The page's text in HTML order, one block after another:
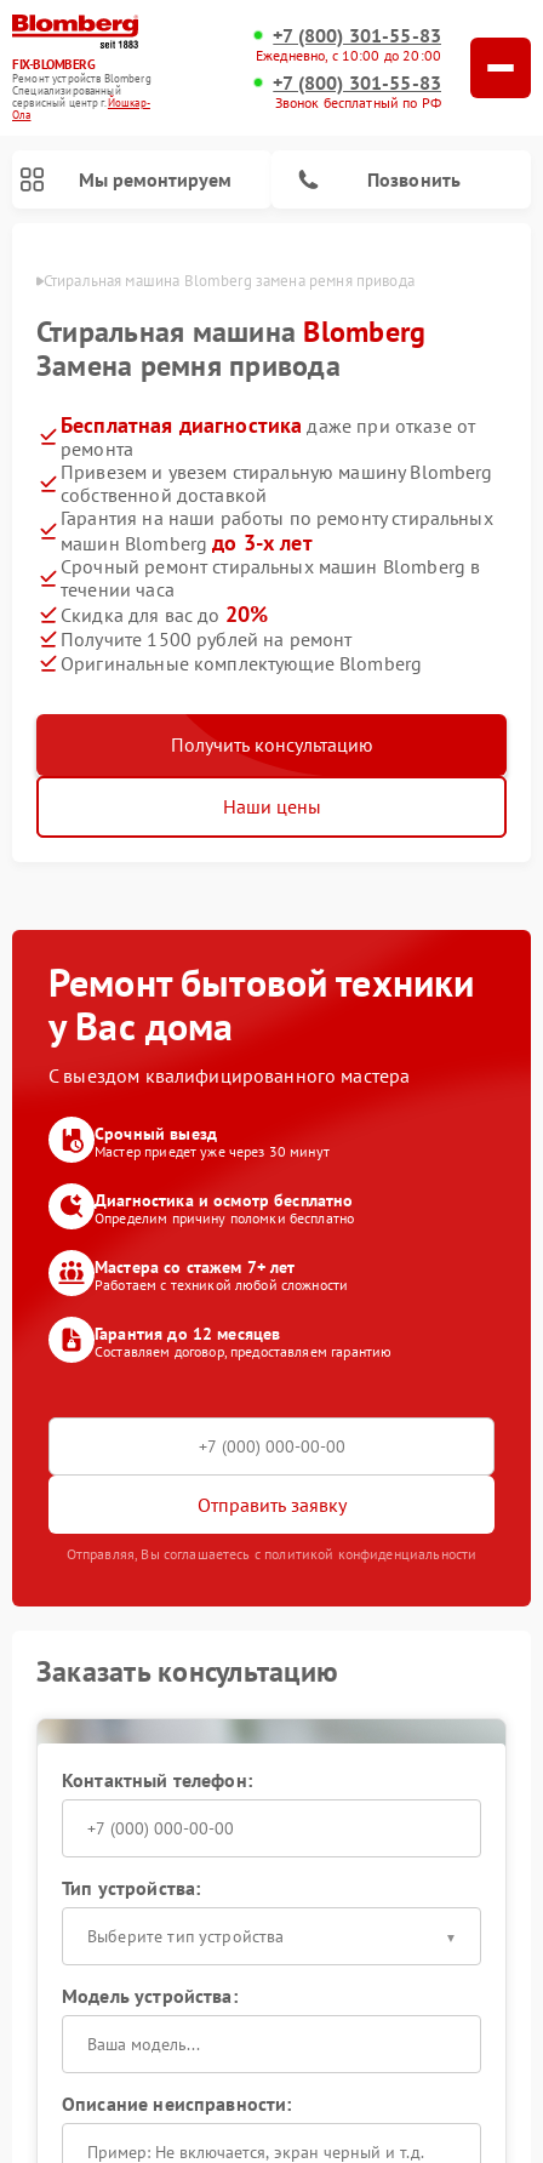
FIX-BLOMBERG
Ремонт устройств Blomberg
Специализированный
cервисный центр г.Йошкар-
Ола
+7 (800) 301-55-83
Ежедневно, с 10:00 до 20:00
+7 (800) 301-55-83
Звонок бесплатный по РФ
Мы ремонтируем Позвонить
Стиральная машина Blomberg замена ремня привода
Стиральная машина Blomberg
Замена ремня привода
Бесплатная диагностика даже при отказе от
ремонта
Привезем и увезем стиральную машину Blomberg
собственной доставкой
Гарантия на наши работы по ремонту стиральных
машин Blombergдо 3-х лет
Срочный ремонт стиральных машин Blomberg в
течении часа
Скидка для вас до 20%
Получите 1500 рублей на ремонт
Оригинальные комплектующие Blomberg
Получить консультацию
Наши цены
Ремонт бытовой техники
у Вас дома
С выездом квалифицированного мастера
Срочный выезд
Мастер приедет уже через 30 минут
Диагностика и осмотр бесплатно
Определим причину поломки бесплатно
Мастера со стажем 7+ лет
Работаем с техникой любой сложности
Гарантия до 12 месяцев
Составляем договор, предоставляем гарантию
Отправить заявку
Отправляя, Вы соглашаетесь с политикой конфиденциальности
Заказать консультацию
Контактный телефон:
Тип устройства:
Выберите тип устройства
Модель устройства:
Описание неисправности: